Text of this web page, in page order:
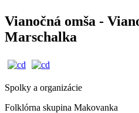
Vianočná omša -
Marschalka
Spolky a organizácie
Folklórna skupina Makovanka